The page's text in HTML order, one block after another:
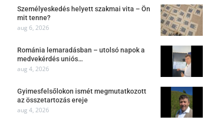
Személyeskedés helyett szakmai vita – Ön
mit tenne?
aug 6, 2026
Románia lemaradásban – utolsó napok a
medvekérdés uniós…
aug 4, 2026
Gyimesfelsőlokon ismét megmutatkozott
az összetartozás ereje
aug 4, 2026